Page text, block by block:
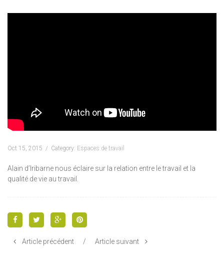
Oct 15, 2015 Category: Espaces de travail
Alain d’Iribarne nous éclaire sur la relation entre le travail et la
qualité de vie au travail.
Article précédent / Article suivant